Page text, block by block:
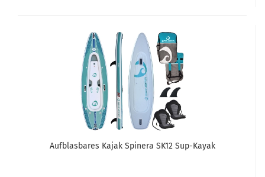
Aufblasbares Kajak Spinera SK12 Sup-Kayak